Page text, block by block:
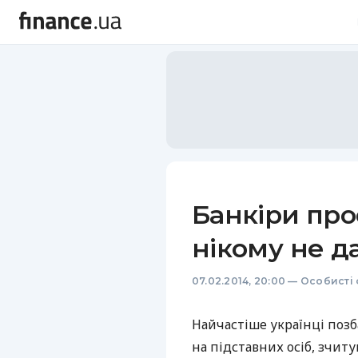
Банкіри
нікому не
07.02.2014, 20:00 — Особисті
Найчастіше українці
на підставних осіб,